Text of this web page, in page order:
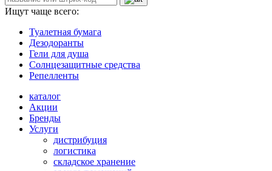
Ищут чаще всего:
Туалетная бумага
Дезодоранты
Гели для душа
Солнцезащитные средства
Репелленты
каталог
Акции
Бренды
Услуги
дистрибуция
логистика
складское хранение